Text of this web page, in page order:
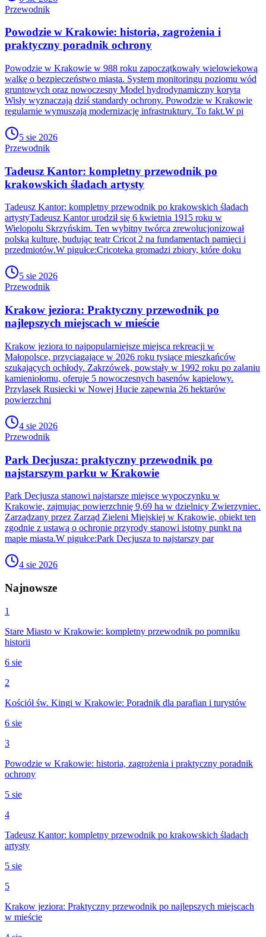
Przewodnik
Powodzie w Krakowie: historia, zagrożenia i
praktyczny poradnik ochrony
Powodzie w Krakowie w 988 roku zapoczątkowały wielowiekową
walkę o bezpieczeństwo miasta. System monitoringu poziomu wód
gruntowych oraz nowoczesny Model hydrodynamiczny koryta
Wisły wyznaczają dziś standardy ochrony. Powodzie w Krakowie
regularnie wymuszają modernizację infrastruktury. To fakt.W pi
5 sie 2026
Przewodnik
Tadeusz Kantor: kompletny przewodnik po
krakowskich śladach artysty
Tadeusz Kantor: kompletny przewodnik po krakowskich śladach
artystyTadeusz Kantor urodził się 6 kwietnia 1915 roku w
Wielopolu Skrzyńskim. Ten wybitny twórca zrewolucjonizował
polską kulturę, budując teatr Cricot 2 na fundamentach pamięci i
przedmiotów.W pigułce:Cricoteka gromadzi zbiory, które doku
5 sie 2026
Przewodnik
Krakow jeziora: Praktyczny przewodnik po
najlepszych miejscach w mieście
Krakow jeziora to najpopularniejsze miejsca rekreacji w
Małopolsce, przyciągające w 2026 roku tysiące mieszkańców
szukających ochłody. Zakrzówek, powstały w 1992 roku po zalaniu
kamieniołomu, oferuje 5 nowoczesnych basenów kąpielowy.
Przylasek Rusiecki w Nowej Hucie zapewnia 26 hektarów
powierzchni
4 sie 2026
Przewodnik
Park Decjusza: praktyczny przewodnik po
najstarszym parku w Krakowie
Park Decjusza stanowi najstarsze miejsce wypoczynku w
Krakowie, zajmując powierzchnię 9,69 ha w dzielnicy Zwierzyniec.
Zarządzany przez Zarząd Zieleni Miejskiej w Krakowie, obiekt ten
zgodnie z ustawą o ochronie przyrody stanowi istotny punkt na
mapie miasta.W pigułce:Park Decjusza to najstarszy par
4 sie 2026
Najnowsze
1
Stare Miasto w Krakowie: kompletny przewodnik po pomniku
historii
6 sie
2
Kościół św. Kingi w Krakowie: Poradnik dla parafian i turystów
6 sie
3
Powodzie w Krakowie: historia, zagrożenia i praktyczny poradnik
ochrony
5 sie
4
Tadeusz Kantor: kompletny przewodnik po krakowskich śladach
artysty
5 sie
5
Krakow jeziora: Praktyczny przewodnik po najlepszych miejscach
w mieście